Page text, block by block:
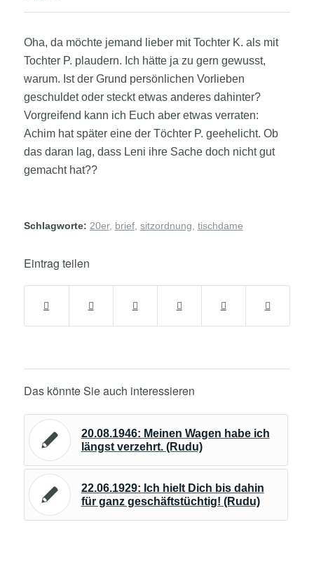
Oha, da möchte jemand lieber mit Tochter K. als mit
Tochter P. plaudern. Ich hätte ja zu gern gewusst,
warum. Ist der Grund persönlichen Vorlieben
geschuldet oder steckt etwas anderes dahinter?
Vorgreifend kann ich Euch aber etwas verraten:
Achim hat später eine der Töchter P. geehelicht. Ob
das daran lag, dass Leni ihre Sache doch nicht gut
gemacht hat??
Schlagworte: 20er, brief, sitzordnung tischdame
Eintrag teilen
Das könnte Sie auch interessieren
20.08.1946: Meinen Wagen habe ich
längst verzehrt. (Rudu)
22.06.1929: Ich hielt Dich bis dahin
für ganz geschäftstüchtig! (Rudu)